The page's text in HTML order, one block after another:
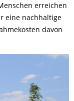
erreichen
eine nachhaltige
davon